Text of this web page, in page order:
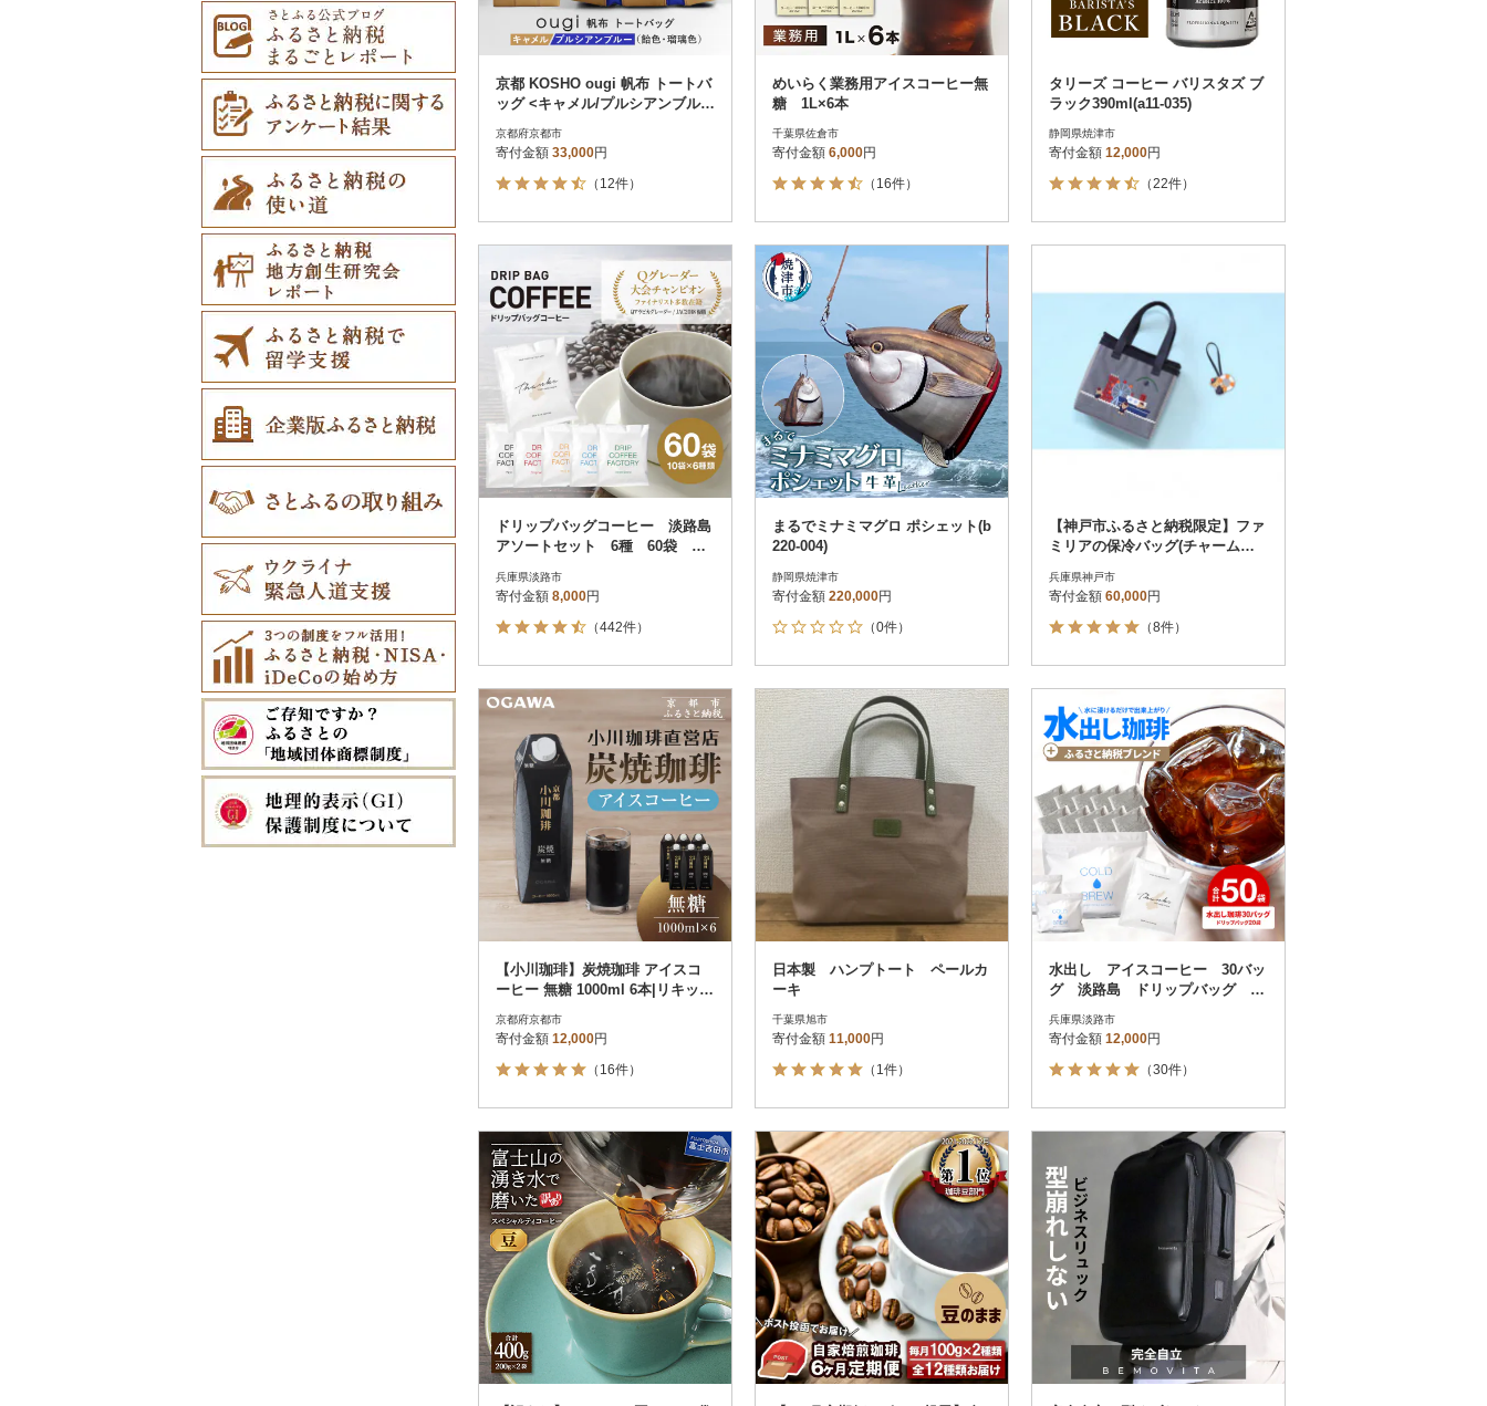
京都 KOSHO ougi 帆布 トートバ
ッグ <キャメル/プルシアンブルー
京都府京都市
寄付金額 33,000円
（12件）
めいらく業務用アイスコーヒー無
糖 1L×6本
千葉県佐倉市
寄付金額 6,000円
（16件）
タリーズ コーヒー バリスタズ ブ
ラック390ml(a11-035)
静岡県焼津市
寄付金額 12,000円
（22件）
ドリップバッグコーヒー 淡路島
アソートセット 6種 60袋 飲
9
兵庫県淡路市
寄付金額 8,000円
（442件）
まるでミナミマグロ ポシェット(b
220-004)
静岡県焼津市
寄付金額 220,000円
（0件）
【神戸市ふるさと納税限定】ファ
ミリアの保冷バッグ(チャーム付
兵庫県神戸市
寄付金額 60,000円
（8件）
【小川珈琲】炭焼珈琲 アイスコ
ーヒー 無糖 1000ml 6本|リキッド
京都府京都市
寄付金額 12,000円
（16件）
日本製 ハンプトート ペールカ
ーキ
千葉県旭市
寄付金額 11,000円
（1件）
水出し アイスコーヒー 30バッ
グ 淡路島 ドリップバッグ セ
兵庫県淡路市
寄付金額 12,000円
（30件）